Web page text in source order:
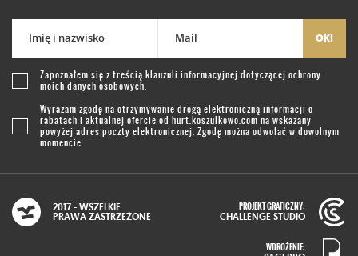
Imię i nazwisko Mail OK!
Zapoznałem się z treścią klauzuli informacyjnej dotyczącej ochrony
moich danych osobowych.
Wyrażam zgodę na otrzymywanie drogą elektroniczną informacji o
rabatach i aktualnej ofercie od hurt.koszulkowo.com na wskazany
powyżej adres poczty elektronicznej. Zgodę można odwołać w dowolnym
momencie.
2017 - WSZELKIE
PRAWA ZASTRZEŻONE
PROJEKT GRAFICZNY:
CHALLENGE STUDIO
WDROŻENIE: